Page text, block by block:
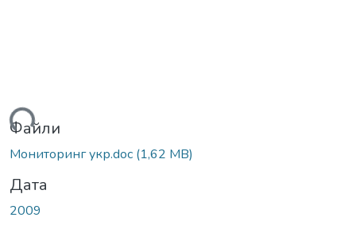
Файли
Мониторинг укр.doc (1,62 MB)
Дата
2009